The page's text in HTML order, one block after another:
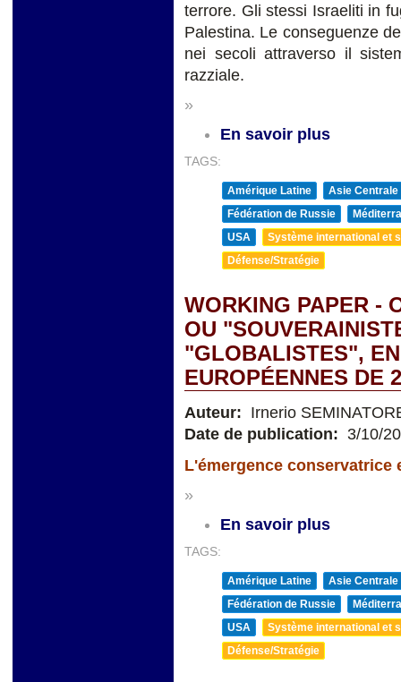
terrore. Gli stessi Israeliti in
Palestina. Le conseguenze
nei secoli attraverso il
razziale.
»
En savoir plus
TAGS:
Amérique Latine
Asie Centrale
Fédération de Russie
USA
Système international et
Défense/Stratégie
WORKING PAPER -
OU
"GLOBALISTES",
EUROPÉENNES DE
Auteur: Irnerio
Date de publication: 3/10/
L'émergence conservatrice
»
En savoir plus
TAGS:
Amérique Latine
Asie Centrale
Fédération de Russie
USA
Système international et
Défense/Stratégie